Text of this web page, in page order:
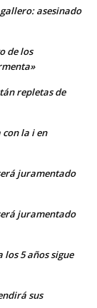
asesinado
de los
repletas de
con la i en
juramentado
juramentado
5 años sigue
sus